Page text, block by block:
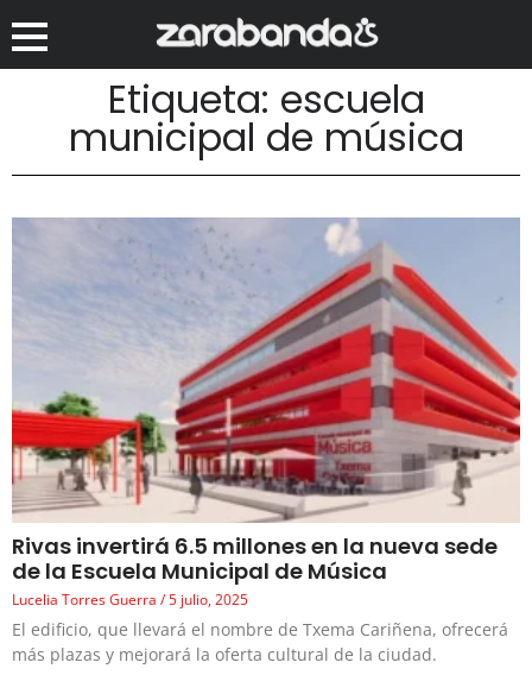
Etiqueta: escuela
municipal de música
Rivas invertirá 6.5 millones en la nueva sede
de la Escuela Municipal de Música
Lucelia Torres Guerra 5 julio, 2025
El edificio, que llevará el nombre de Txema Cariñena, ofrecerá
más plazas y mejorará la oferta cultural de la ciudad.